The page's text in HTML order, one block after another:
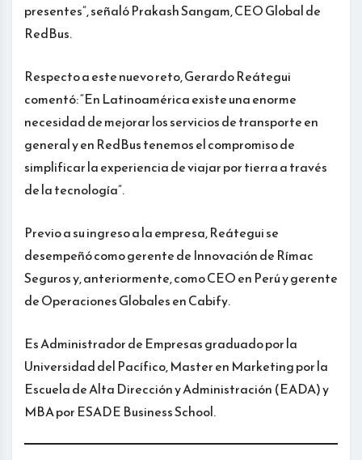
presentes”, señaló Prakash Sangam, CEO Global de
RedBus.
Respecto a este nuevo reto, Gerardo Reátegui
comentó: “En Latinoamérica existe una enorme
necesidad de mejorar los servicios de transporte en
general y en RedBus tenemos el compromiso de
simplificar la experiencia de viajar por tierra a través
de la tecnología”.
Previo a su ingreso a la empresa, Reátegui se
desempeñó como gerente de Innovación de Rímac
Seguros y, anteriormente, como CEO en Perú y gerente
de Operaciones Globales en Cabify.
Es Administrador de Empresas graduado por la
Universidad del Pacífico, Master en Marketing por la
Escuela de Alta Dirección y Administración (EADA) y
MBA por ESADE Business School.